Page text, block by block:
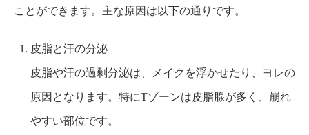
ことができます。主な原因は以下の通りです。
皮脂と汗の分泌
皮脂や汗の過剰分泌は、メイクを浮かせたり、ヨレの
原因となります。特にTゾーンは皮脂腺が多く、崩れ
やすい部位です。